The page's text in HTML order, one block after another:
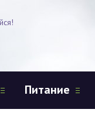
Питание